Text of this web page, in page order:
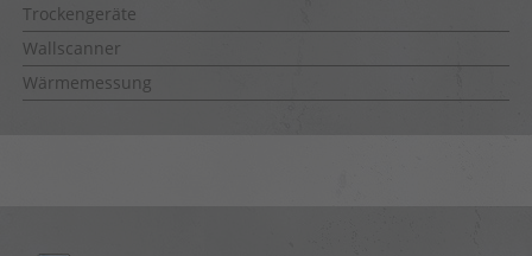
Trockengeräte
Wallscanner
Wärmemessung